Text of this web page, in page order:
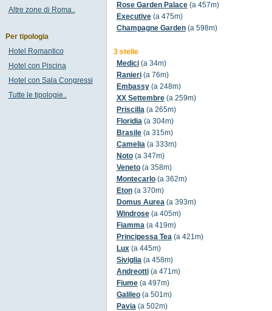
Rose Garden Palace(a 457m)
Executive(a 475m)
Champagne Garden(a 598m)
3 stelle
Medici(a 34m)
Ranieri(a 76m)
Embassy(a 248m)
XX Settembre(a 259m)
Priscilla(a 265m)
Floridia(a 304m)
Brasile(a 315m)
Camelia(a 333m)
Noto(a 347m)
Veneto(a 358m)
Montecarlo(a 362m)
Eton(a 370m)
Domus Aurea(a 393m)
Windrose(a 405m)
Fiamma(a 419m)
Principessa Tea(a 421m)
Lux(a 445m)
Siviglia(a 458m)
Andreotti(a 471m)
Fiume(a 497m)
Galileo(a 501m)
Pavia(a 502m)
Altre zone di Roma..
Per tipologia
Hotel Romantico
Hotel con Piscina
Hotel con Sala Congressi
Tutte le tipologie..